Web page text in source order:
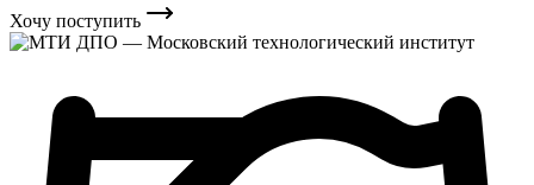
Хочу поступить